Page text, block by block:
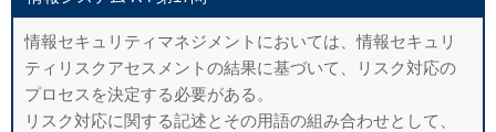
情報セキュリティマネジメントにおいては、情報セキュリ
ティリスクアセスメントの結果に基づいて、リスク対応の
プロセスを決定する必要がある。
リスク対応に関する記述とその用語の組み合わせとして、